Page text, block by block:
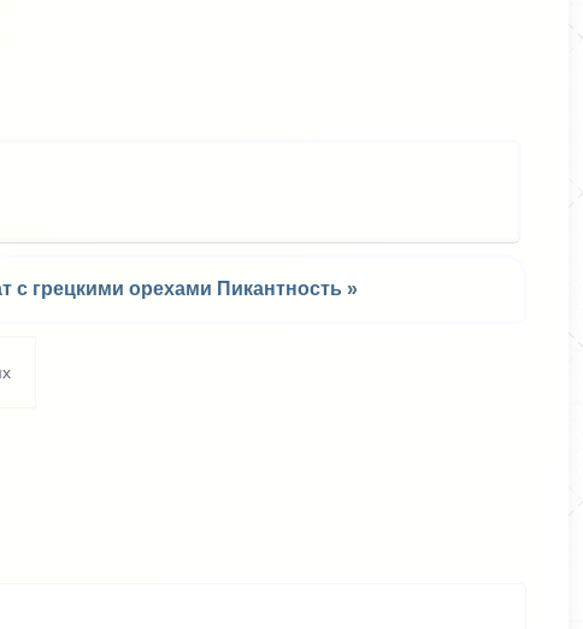
с грецкими орехами Пикантность »